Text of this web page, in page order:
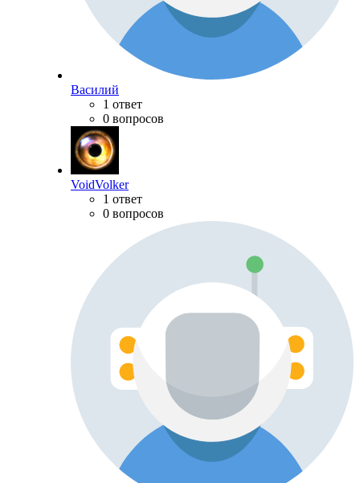
Василий
1 ответ
0 вопросов
VoidVolker
1 ответ
0 вопросов